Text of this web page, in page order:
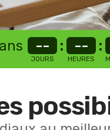
--
JOURS
: --
HEURES
: